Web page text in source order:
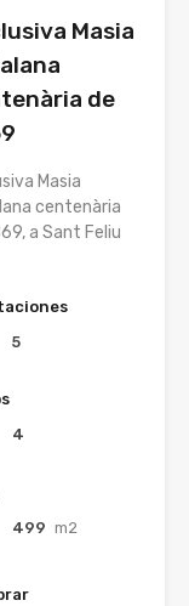
Masia
de
Masia
centenària
a Sant Feliu
5
4
499 m2